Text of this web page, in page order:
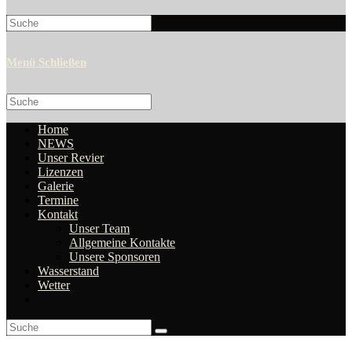
Search
this
Menü Schließen
Search
this
websiteHome
NEWS
Unser Revier
Lizenzen
Galerie
Termine
Kontakt
Unser Team
Allgemeine Kontakte
Unsere Sponsoren
Wasserstand
Wetter